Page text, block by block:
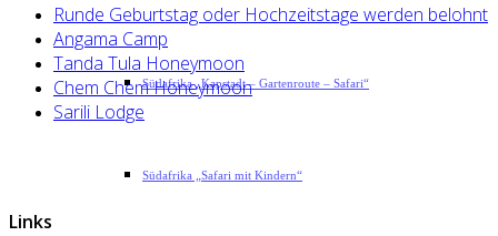
Südafrika „Kapstadt – Gartenroute – Safari“
Südafrika „Safari mit Kindern“
Runde Geburtstag oder Hochzeitstage werden belohnt
Angama Camp
Tanda Tula Honeymoon
Chem Chem Honeymoon
Sarili Lodge
Links